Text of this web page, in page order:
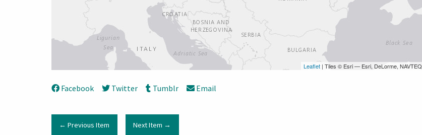
Leaflet| Tiles © Esri — Esri, DeLorme, NAVTEQ
Facebook Twitter Tumblr Email
← Previous Item Next Item →